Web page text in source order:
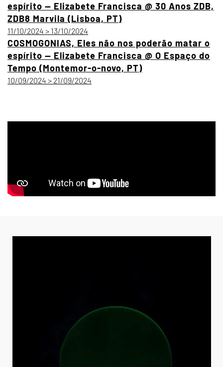
espírito — Elizabete Francisca @ 30 Anos ZDB,
ZDB8 Marvila (Lisboa, PT)
11/10/2024 > 13/10/2024
COSMOGONIAS, Eles não nos poderão matar o
espírito — Elizabete Francisca @ O Espaço do
Tempo (Montemor-o-novo, PT)
10/09/2024 > 21/09/2024